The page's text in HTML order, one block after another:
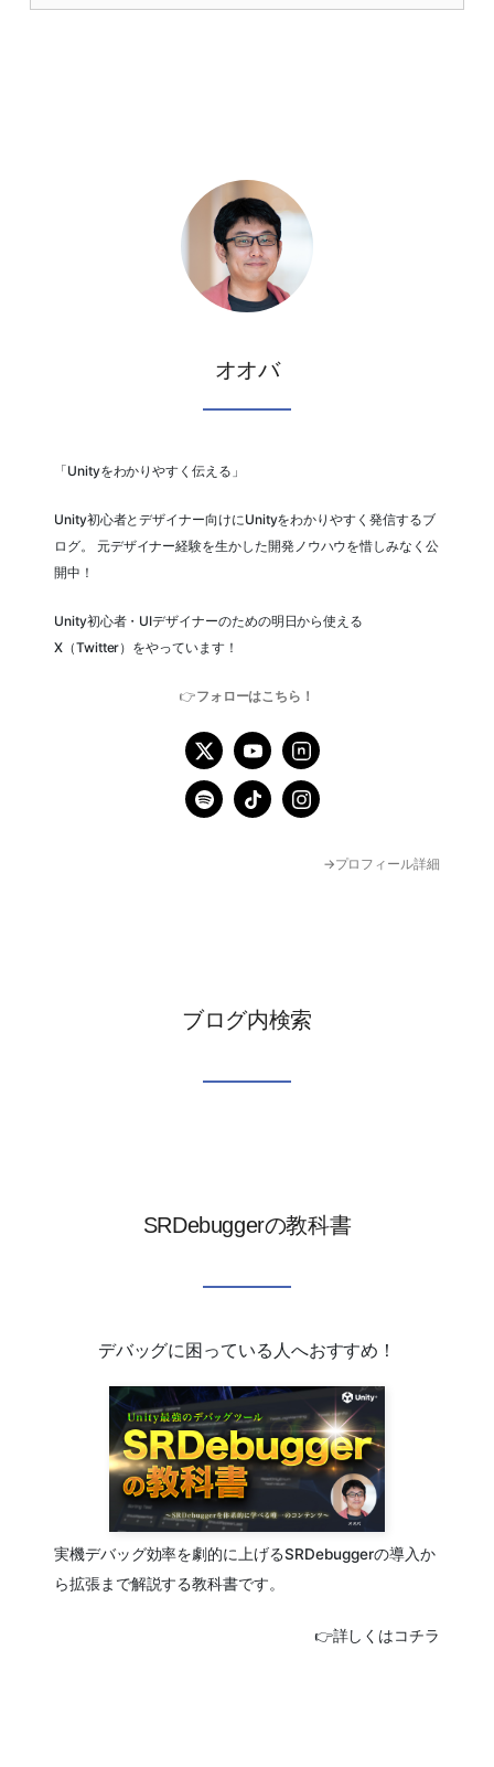
オオバ
「Unityをわかりやすく伝える」
Unity初心者とデザイナー向けにUnityをわかりやすく発信するブ
ログ。 元デザイナー経験を生かした開発ノウハウを惜しみなく公
開中！
Unity初心者・UIデザイナーのための明日から使える
X（Twitter）をやっています！
👉フォローはこちら！
→プロフィール詳細
ブログ内検索
SRDebuggerの教科書
デバッグに困っている人へおすすめ！
実機デバッグ効率を劇的に上げるSRDebuggerの導入か
ら拡張まで解説する教科書です。
👉詳しくはコチラ